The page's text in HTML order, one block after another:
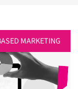
MARKETING